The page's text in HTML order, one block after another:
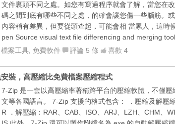
文件裏頭不同之處。如您有寫過程序就會了解，當您在
碼之間到底有哪些不同之處，的確會讓您傷一些腦筋。
內容稍有差異，但要從頭查起，可能會相 當累人，這時
pen Source visual text file differencing and merging tool
檔案工具 免費軟件 評論 5 條 喜歡 4
裝，高壓縮比免費檔案壓縮程式
7-Zip 是一套以高壓縮率著稱跨平台的壓縮軟體，不僅
文等各國語言。 7-Zip 支援的格式包含： ．壓縮及解壓
R ．解壓縮：RAR、CAB、ISO、ARJ、LZH、CHM、